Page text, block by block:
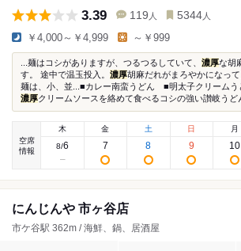
3.39 119 人 5344 人
￥4,000～￥4,999 ～￥999
...麺はコシがありますが、つるつるしていて、 濃厚な胡
す。 途中で温玉投入。 濃厚胡麻だれがまろやかになって
麺は、小、並...■カレー南蛮うどん ■明太子クリームう
濃厚クリームソースを絡めて食べるコシの強い讃岐うど
空席
情報
木
8/6
金
7
土
8
日
9
月
10
にんじんや 市ヶ谷店
市ケ谷駅 362m / 海鮮、鍋、居酒屋